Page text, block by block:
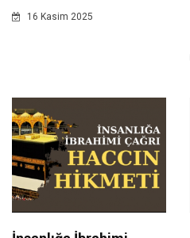
16 Kasim 2025